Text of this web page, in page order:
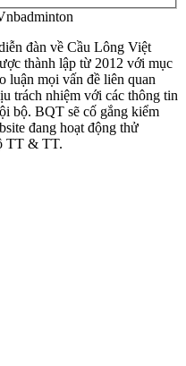
đàn về Cầu Lông Việt
thành lập từ 2012 với mục
luận mọi vấn đề liên quan
trách nhiệm với các thông tin
bộ. BQT sẽ cố gắng kiểm
đang hoạt động thử
TT & TT.